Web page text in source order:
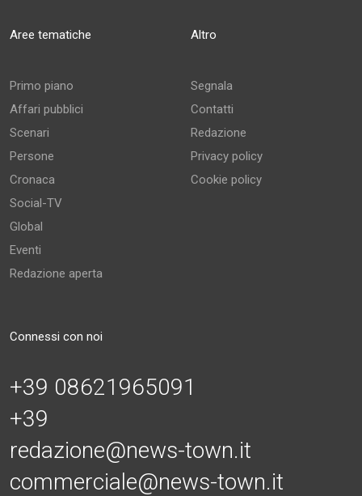
Aree tematiche
Primo piano
Affari pubblici
Scenari
Persone
Cronaca
Social-TV
Global
Eventi
Redazione aperta
Altro
Segnala
Contatti
Redazione
Privacy policy
Cookie policy
Connessi con noi
+39 08621965091
+39
redazione@news-town.it
commerciale@news-town.it